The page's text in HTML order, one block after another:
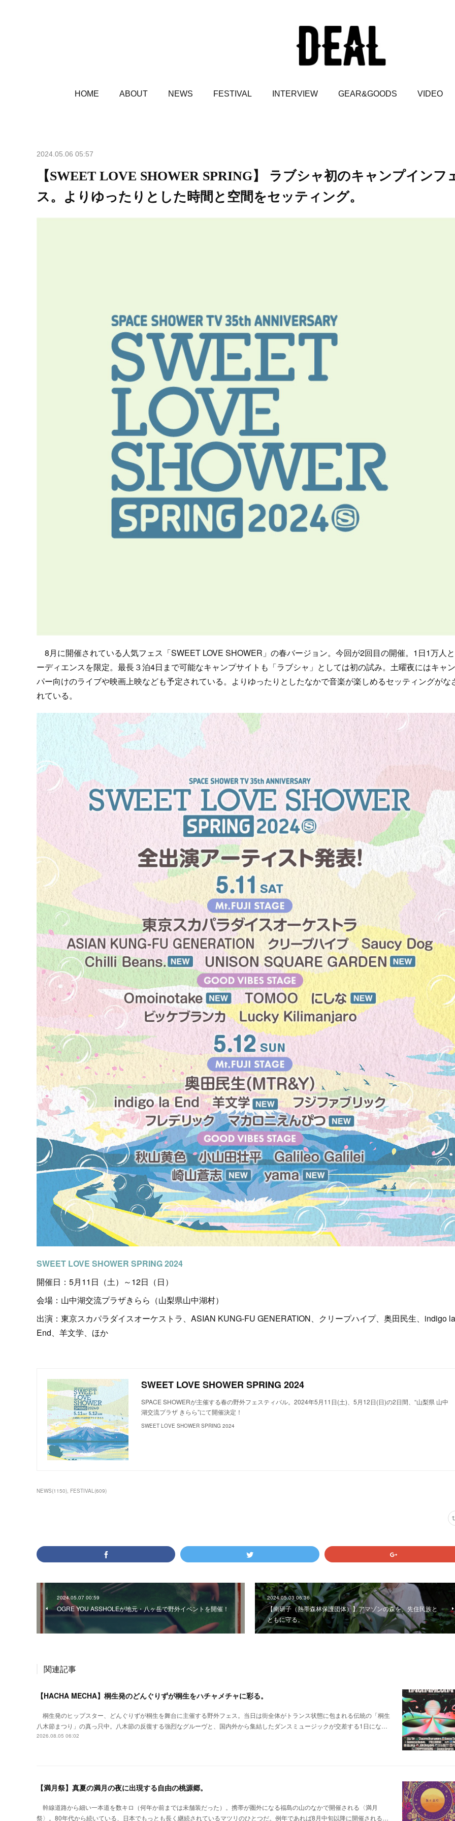
HOME ABOUT NEWS FESTIVAL INTERVIEW GEAR&GOODS VIDEO
2024.05.06 05:57
【SWEET LOVE SHOWER SPRING】 ラブシャ初のキャンプインフ
ス。よりゆったりとした時間と空間をセッティング。
8月に開催されている人気フェス「SWEET LOVE SHOWER」の春バージョン。今回が2回目の開催。1日1万人
ーディエンスを限定。最長３泊4日まで可能なキャンプサイトも「ラブシャ」としては初の試み。土曜夜にはキャン
パー向けのライブや映画上映なども予定されている。よりゆったりとしたなかで音楽が楽しめるセッティングがな
れている。
SWEET LOVE SHOWER SPRING 2024
開催日：5月11日（土）～12日（日）
会場：山中湖交流プラザきらら（山梨県山中湖村）
出演：東京スカパラダイスオーケストラ、ASIAN KUNG-FU GENERATION、クリープハイプ、奥田民生、indigo la
End、羊文学、ほか
SWEET LOVE SHOWER SPRING 2024
SPACE SHOWERが主催する春の野外フェスティバル。2024年5月11日(土)、5月12日(日)の2日間、“山梨県 山中
湖交流プラザ きらら”にて開催決定！
SWEET LOVE SHOWER SPRING 2024
NEWS(1150) FESTIVAL (609)
2024.05.07 00:59
OGRE YOU ASSHOLEが地元・八ヶ岳で野外イベントを開催！
2024.05.03 06:36
【南研子（熱帯森林保護団体）】アマゾンの森を、先住民族と
ともに守る。
関連記事
【HACHA MECHA】桐生発のどんぐりずが桐生をハチャメチャに彩る。
桐生発のヒップスター、どんぐりずが桐生を舞台に主催する野外フェス。当日は街全体がトランス状態に包まれる伝統の「桐生
八木節まつり」の真っ只中。八木節の反復する強烈なグルーヴと、国内外から集結したダンスミュージックが交差する1日にな…
2026.08.05 06:02
【満月祭】真夏の満月の夜に出現する自由の桃源郷。
幹線道路から細い一本道を数キロ（何年か前までは未舗装だった）。携帯が圏外になる福島の山のなかで開催される〈満月
祭〉。80年代から続いている、日本でもっとも長く継続されているマツリのひとつだ。例年であれば8月中旬以降に開催される…